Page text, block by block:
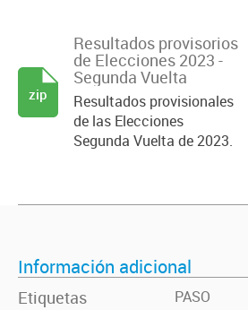
Resultados provisorios
de Elecciones 2023 -
Segunda Vuelta
Resultados provisionales
de las Elecciones
Segunda Vuelta de 2023.
zip
Información adicional
Etiquetas
PASO